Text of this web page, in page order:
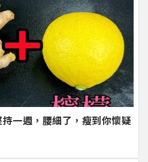
一週，腰細了，瘦到你懷疑